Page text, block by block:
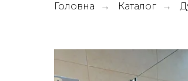
Головна → Каталог →